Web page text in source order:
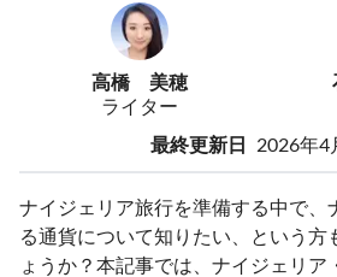
高橋 美穂
ライター
最終更新日 2026年4
ナイジェリア旅行を準備する中で、
る通貨について知りたい、という方
ょうか？本記事では、ナイジェリア